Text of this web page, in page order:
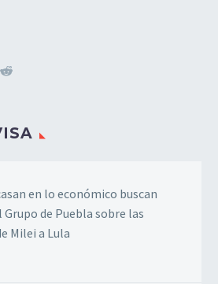
en lo económico buscan
de Puebla sobre las
Milei a Lula